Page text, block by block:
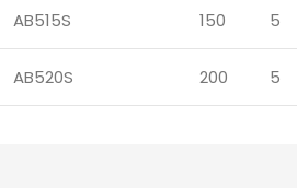
AB515S 150 5
AB520S 200 5